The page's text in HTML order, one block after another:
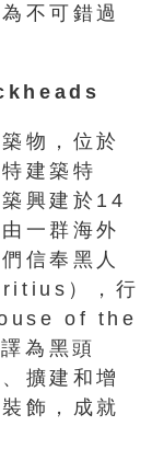
不可錯過
物，位於
建築特
興建於14
一群海外
信奉黑人
），行
of the
為黑頭
擴建和增
飾，成就